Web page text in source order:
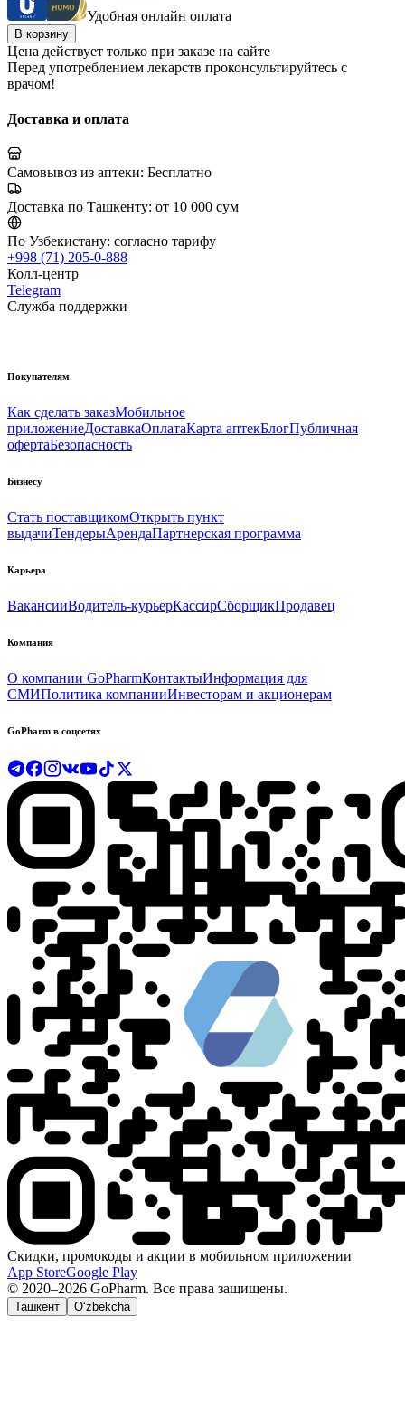
Удобная онлайн оплата
В корзину
Цена действует только при заказе на сайте
Перед употреблением лекарств проконсультируйтесь с
врачом!
Доставка и оплата
Самовывоз из аптеки: Бесплатно
Доставка по Ташкенту: от 10 000 сум
По Узбекистану: согласно тарифу
+998 (71) 205-0-888
Колл-центр
Telegram
Служба поддержки
Покупателям
Как сделать заказМобильное
приложениеДоставкаОплатаКарта аптекБлогПубличная
офертаБезопасность
Бизнесу
Стать поставщикомОткрыть пункт
выдачиТендерыАрендаПартнерская программа
Карьера
ВакансииВодитель-курьерКассирСборщикПродавец
Компания
О компании GoPharmКонтактыИнформация для
СМИПолитика компанииИнвесторам и акционерам
GoPharm в соцсетях
Скидки, промокоды и акции в мобильном приложении
App StoreGoogle Play
© 2020–2026 GoPharm. Все права защищены.
Ташкент O‘zbekcha